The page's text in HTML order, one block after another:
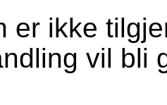
er ikke
vil bli